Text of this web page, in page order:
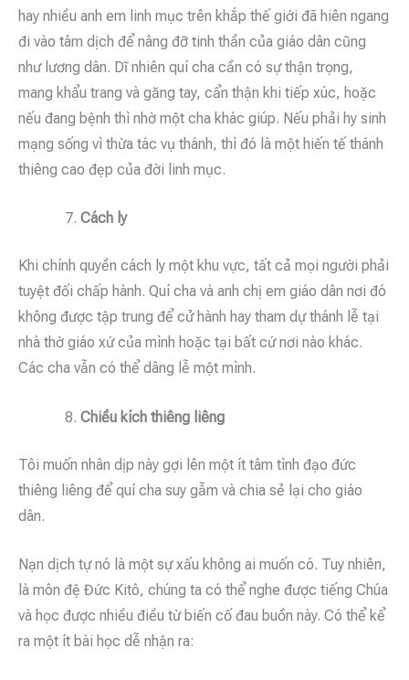
hay nhiều anh em linh mục trên khắp thế giới đã hiên ngang
đi vào tâm dịch để nâng đỡ tinh thần của giáo dân cũng
như lương dân. Dĩ nhiên quí cha cần có sự thận trọng,
mang khẩu trang và găng tay, cẩn thận khi tiếp xúc, hoặc
nếu đang bệnh thì nhờ một cha khác giúp. Nếu phải hy sinh
mạng sống vì thừa tác vụ thánh, thì đó là một hiến tế thánh
thiêng cao đẹp của đời linh mục.
Cách ly
Khi chính quyền cách ly một khu vực, tất cả mọi người phải
tuyệt đối chấp hành. Quí cha và anh chị em giáo dân nơi đó
không được tập trung để cử hành hay tham dự thánh lễ tại
nhà thờ giáo xứ của mình hoặc tại bất cứ nơi nào khác.
Các cha vẫn có thể dâng lễ một mình.
Chiều kích thiêng liêng
Tôi muốn nhân dịp này gợi lên một ít tâm tình đạo đức
thiêng liêng để quí cha suy gẫm và chia sẻ lại cho giáo
dân.
Nạn dịch tự nó là một sự xấu không ai muốn có. Tuy nhiên,
là môn đệ Đức Kitô, chúng ta có thể nghe được tiếng Chúa
và học được nhiều điều từ biến cố đau buồn này. Có thể kể
ra một ít bài học dễ nhận ra: